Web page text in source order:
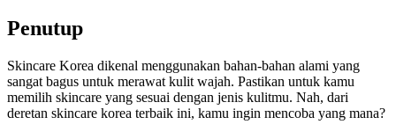
Penutup
Skincare Korea dikenal menggunakan bahan-bahan alami yang
sangat bagus untuk merawat kulit wajah. Pastikan untuk kamu
memilih skincare yang sesuai dengan jenis kulitmu. Nah, dari
deretan skincare korea terbaik ini, kamu ingin mencoba yang mana?